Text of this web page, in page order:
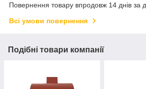
Повернення товару впродовж 14 днів за
Всі умови повернення
Подібні товари компанії